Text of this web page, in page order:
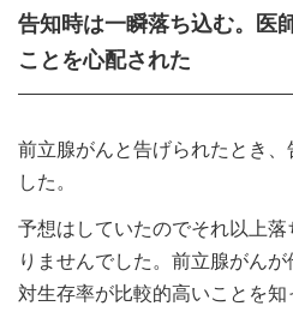
告知時は一瞬落ち込む。医
ことを心配された
前立腺がんと告げられたとき、
した。
予想はしていたのでそれ以上
りませんでした。前立腺がん
対生存率が比較的高いことを